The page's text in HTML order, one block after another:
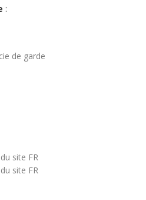
:
de garde